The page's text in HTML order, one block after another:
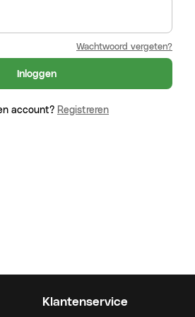
Wachtwoord vergeten?
Inloggen
account? Registreren
Klantenservice